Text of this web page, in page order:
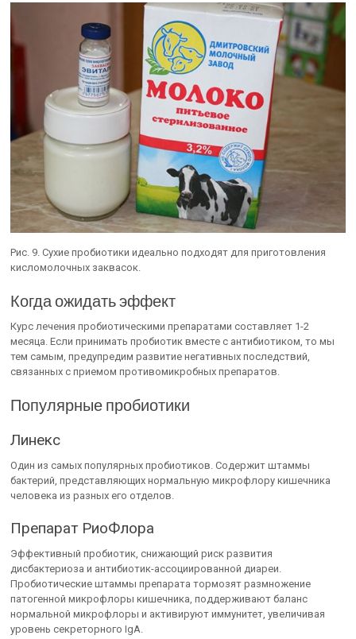
Рис. 9. Сухие пробиотики идеально подходят для приготовления
кисломолочных заквасок.
Когда ожидать эффект
Курс лечения пробиотическими препаратами составляет 1-2
месяца. Если принимать пробиотик вместе с антибиотиком, то мы
тем самым, предупредим развитие негативных последствий,
связанных с приемом противомикробных препаратов.
Популярные пробиотики
Линекс
Один из самых популярных пробиотиков. Содержит штаммы
бактерий, представляющих нормальную микрофлору кишечника
человека из разных его отделов.
Препарат РиоФлора
Эффективный пробиотик, снижающий риск развития
дисбактериоза и антибиотик-ассоциированной диареи.
Пробиотические штаммы препарата тормозят размножение
патогенной микрофлоры кишечника, поддерживают баланс
нормальной микрофлоры и активируют иммунитет, увеличивая
уровень секреторного IgA.